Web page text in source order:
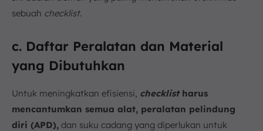
sebuah checklist.
c. Daftar Peralatan dan Material
yang Dibutuhkan
Untuk meningkatkan efisiensi, checklistharus
mencantumkan semua alat, peralatan pelindung
diri (APD), dan suku cadang yang diperlukan untuk